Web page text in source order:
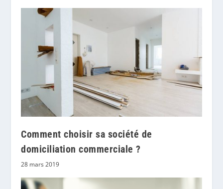
Comment choisir sa société de
domiciliation commerciale ?
28 mars 2019